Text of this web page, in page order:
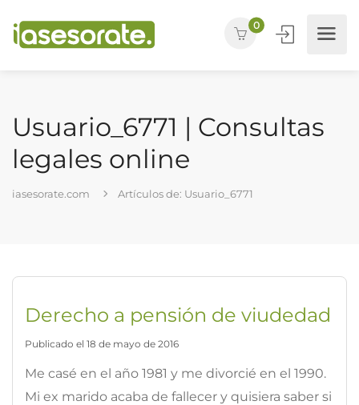
0
Usuario_6771 | Consultas
legales online
iasesorate.com Artículos de: Usuario_6771
Derecho a pensión de viudedad
Publicado el 18 de mayo de 2016
Me casé en el año 1981 y me divorcié en el 1990.
Mi ex marido acaba de fallecer y quisiera saber si